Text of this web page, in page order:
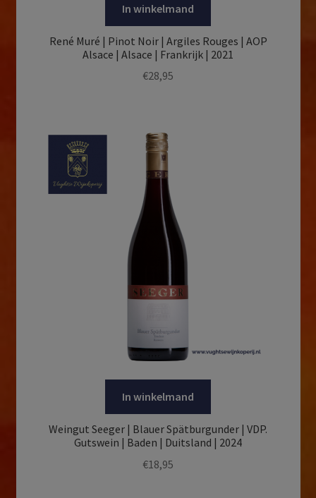
In winkelmand
René Muré | Pinot Noir | Argiles Rouges | AOP
Alsace | Alsace | Frankrijk | 2021
€28,95
In winkelmand
Weingut Seeger | Blauer Spätburgunder | VDP.
Gutswein | Baden | Duitsland | 2024
€18,95